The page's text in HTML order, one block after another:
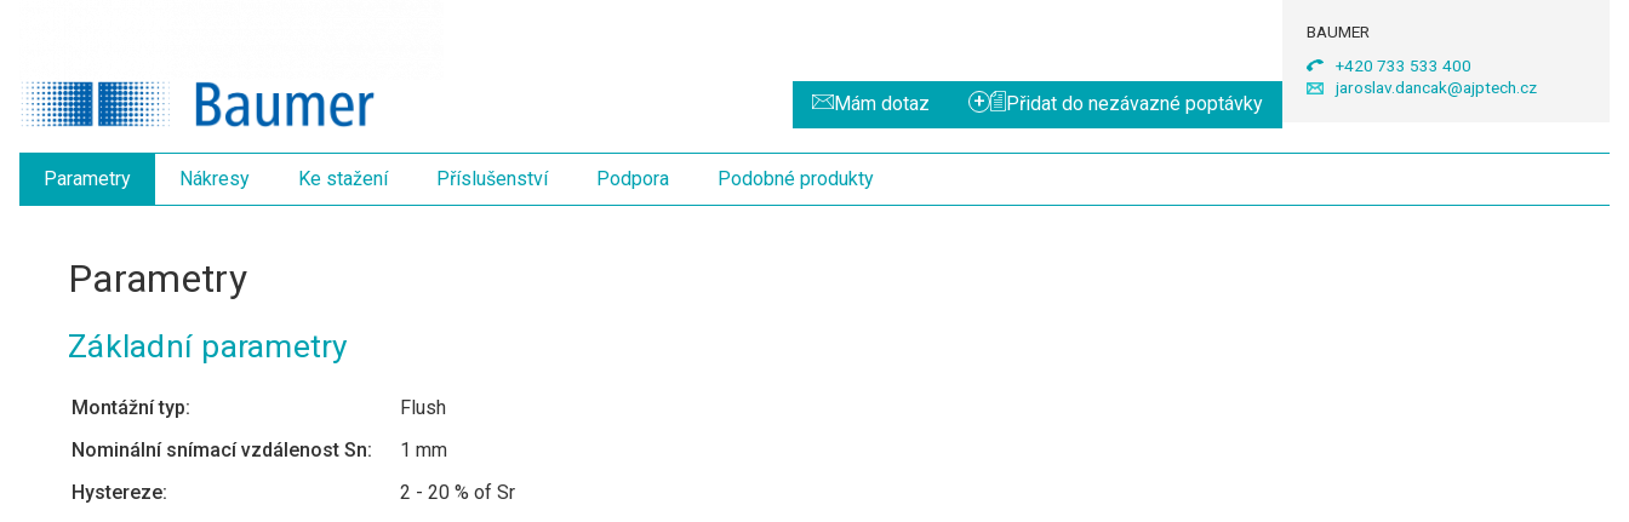
Mám dotaz + Přidat do nezávazné poptávky
BAUMER
+420 733 533 400
jaroslav.dancak@ajptech.cz
Parametry Nákresy Ke stažení Příslušenství Podpora Podobné produkty
Parametry
Základní parametry
Montážní typ:
Flush
Nominální snímací vzdálenost Sn:
1 mm
Hystereze:
2 - 20 % of Sr